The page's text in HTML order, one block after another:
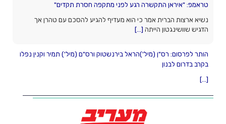
הותר לפרסום: רס"ן (מיל')הראל בירנשטוק ורס"ם (מיל') תמיר וקנין נפלו
[...]
טראמפ: "איראן התקשרה רגע לפני מתקפה חסרת תקדים"
נשיא ארצות הברית אמר כי הוא מעדיף להגיע להסכם עם טהרן אך
הדגיש שוושינגטון הייתה